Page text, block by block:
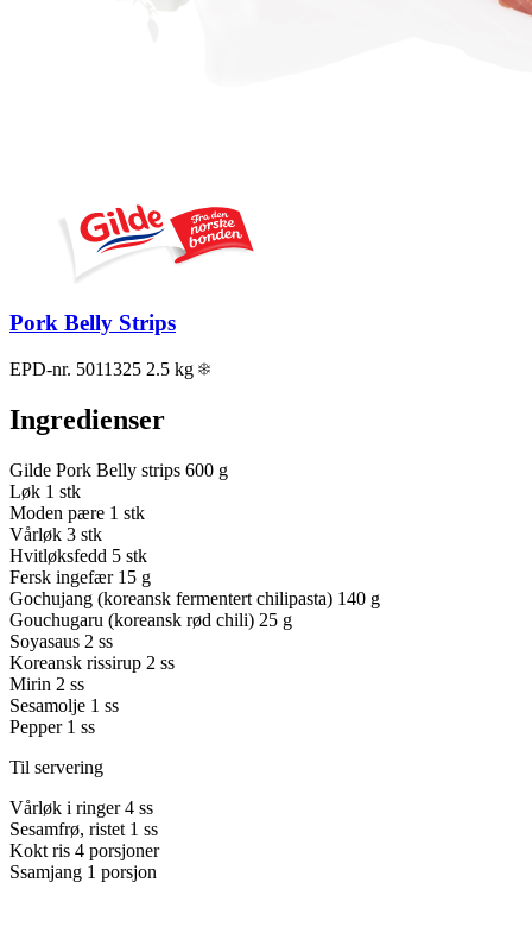
Pork Belly Strips
EPD-nr. 5011325 2.5 kg
Ingredienser
Gilde Pork Belly strips 600 g
Løk 1 stk
Moden pære 1 stk
Vårløk 3 stk
Hvitløksfedd 5 stk
Fersk ingefær 15 g
Gochujang (koreansk fermentert chilipasta) 140 g
Gouchugaru (koreansk rød chili) 25 g
Soyasaus 2 ss
Koreansk rissirup 2 ss
Mirin 2 ss
Sesamolje 1 ss
Pepper 1 ss
Til servering
Vårløk i ringer 4 ss
Sesamfrø, ristet 1 ss
Kokt ris 4 porsjoner
Ssamjang 1 porsjon